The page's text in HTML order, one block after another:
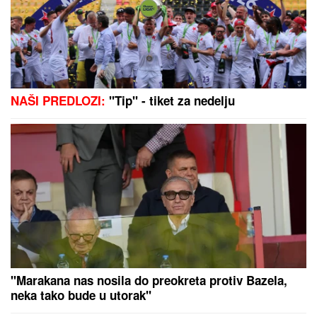
čiji je dron koji je pao u Bugarskoj –
Ambasador HITNO POZVAN NA
RAPORT!
Ceca Ražnatović operisana 8 sati! Javile se
komplikacije, ona se nije odvajala od pevačice!
(FOTO)
Glumica iz Harija Potera otvorila
OnlyFans profil - zarađuje 17.300
EVRA NA DAN: "Nisam mogla da